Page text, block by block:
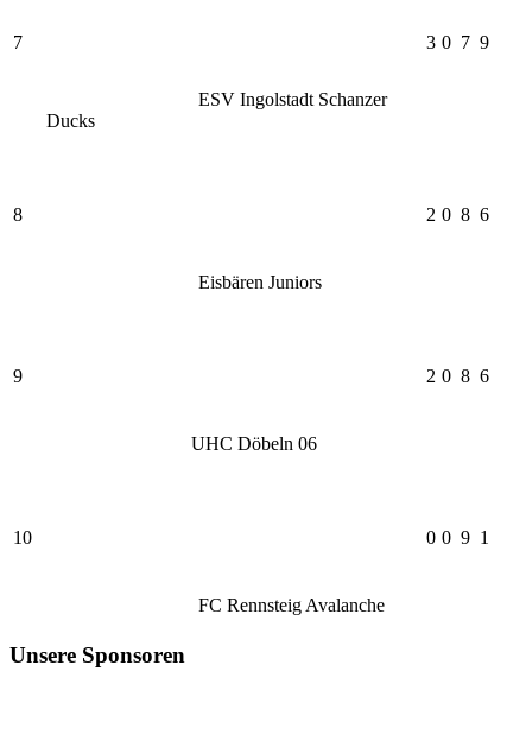
7
ESV Ingolstadt Schanzer
Ducks
3 0 7 9
8
Eisbären Juniors
2 0 8 6
9
UHC Döbeln 06
2 0 8 6
10
FC Rennsteig Avalanche
0 0 9 1
Unsere Sponsoren